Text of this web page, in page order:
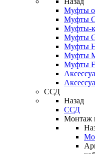
Муфты
Муфты
Муфты-
Муфты
Муфты
Муфты
Муфты
ССД
Назад
ССД
Монтаж